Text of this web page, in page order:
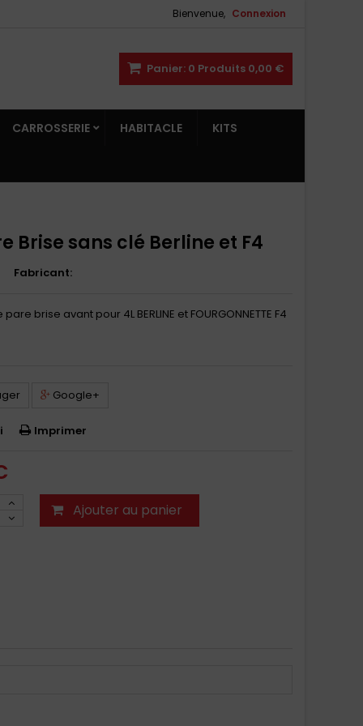
Bienvenue, Connexion
Panier: 0 Produits 0,00 €
CARROSSERIE HABITACLE KITS
Brise sans clé Berline et F4
Fabricant:
brise avant pour 4L BERLINE et FOURGONNETTE F4
Google+
Imprimer
Ajouter au panier